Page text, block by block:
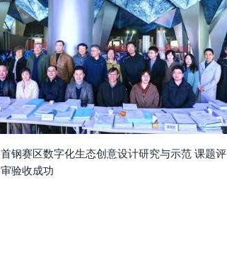
首钢赛区数字化生态创意设计研究与示范 课题评
审验收成功